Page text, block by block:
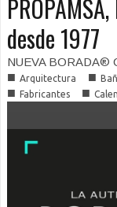
desde 1977
NUEVA BORADA®
■ Arquitectura ■
■ Fabricantes ■